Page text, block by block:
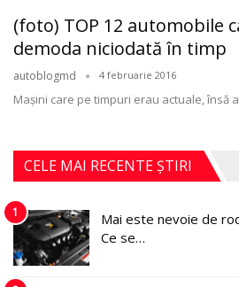
(foto) TOP 12 automobile
demoda niciodată în timp
autoblogmd 4 februarie 2016
Maşini care pe timpuri erau actuale, însă
CELE MAI RECENTE ȘTIRI
1
Mai este nevoie de
Ce se…